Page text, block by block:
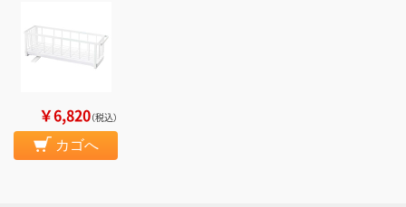
￥6,820（税込）
カゴへ